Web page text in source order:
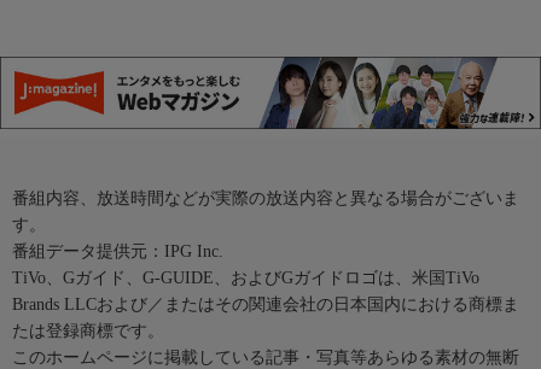
番組内容、放送時間などが実際の放送内容と異なる場合がございま
す。
番組データ提供元：IPG Inc.
TiVo、Gガイド、G-GUIDE、およびGガイドロゴは、米国TiVo
Brands LLCおよび／またはその関連会社の日本国内における商標ま
たは登録商標です。
このホームページに掲載している記事・写真等あらゆる素材の無断